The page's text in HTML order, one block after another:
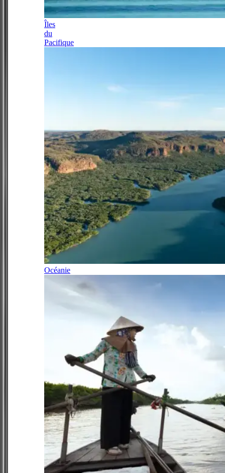
Îles
du
Pacifique
Océanie